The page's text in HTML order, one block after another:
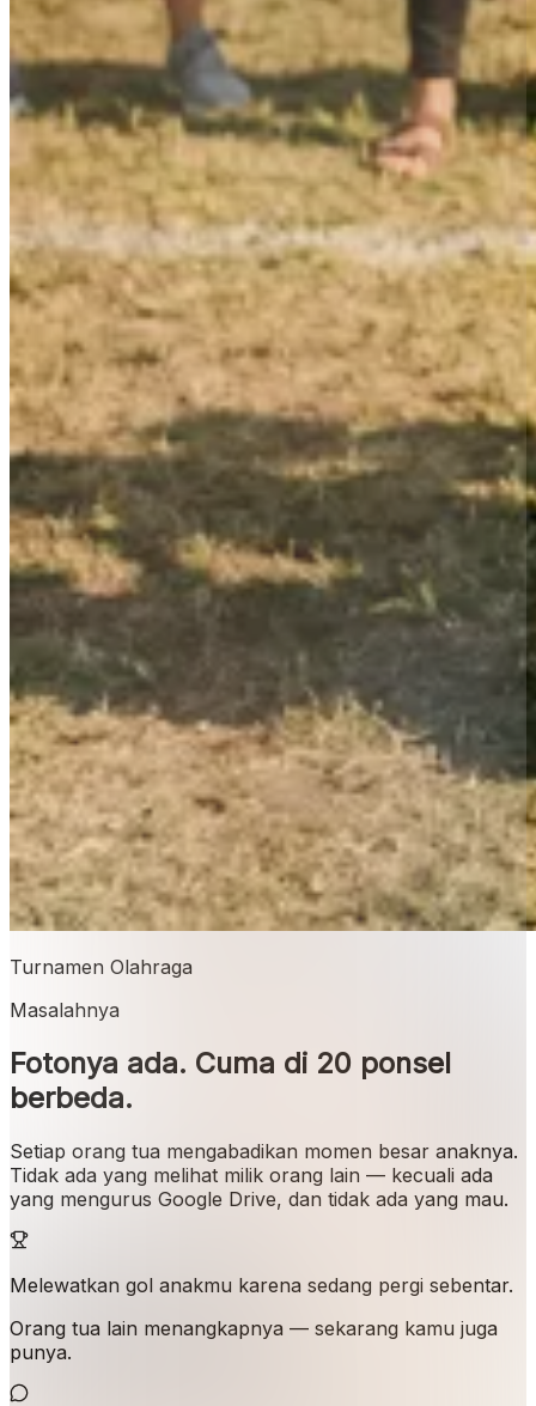
Turnamen Olahraga
Masalahnya
Fotonya ada. Cuma di 20 ponsel
berbeda.
Setiap orang tua mengabadikan momen besar anaknya.
Tidak ada yang melihat milik orang lain — kecuali ada
yang mengurus Google Drive, dan tidak ada yang mau.
Melewatkan gol anakmu karena sedang pergi sebentar.
Orang tua lain menangkapnya — sekarang kamu juga
punya.